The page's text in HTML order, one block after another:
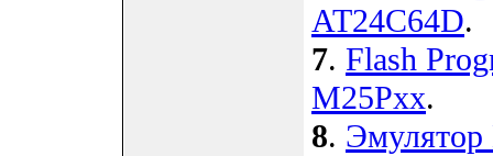
AT24C64D.
7. Flash
M25Pxx.
8.